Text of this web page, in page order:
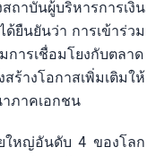
าบันผู้บริหารการเงิน
ด้ยืนยันว่า การเข้าร่วม
การเชื่อมโยงกับตลาด
างโอกาสเพิ่มเติมให้
ภาคเอกชน
ยใหญ่อันดับ 4 ของโลก